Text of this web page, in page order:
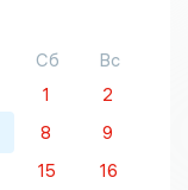
Сб
Вс
1
2
8
9
15
16